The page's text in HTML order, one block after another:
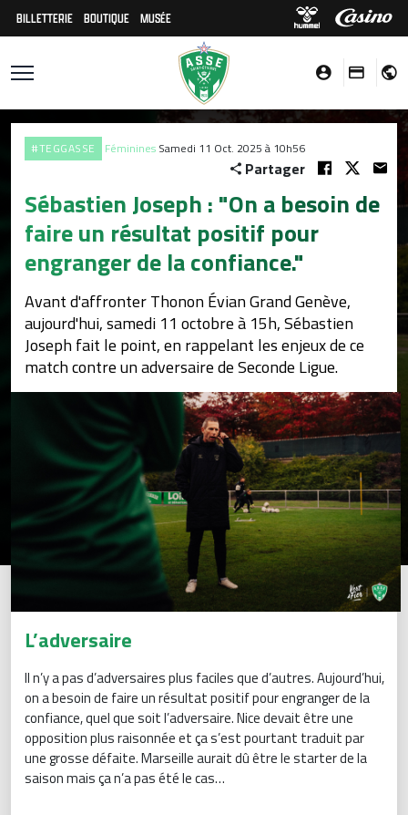
BILLETTERIE BOUTIQUE MUSÉE
#TEGGASSE Féminines Samedi 11 Oct. 2025 à 10h56
Partager
Sébastien Joseph : "On a besoin de
faire un résultat positif pour
engranger de la confiance."
Avant d'affronter Thonon Évian Grand Genève,
aujourd'hui, samedi 11 octobre à 15h, Sébastien
Joseph fait le point, en rappelant les enjeux de ce
match contre un adversaire de Seconde Ligue.
L’adversaire
Il n’y a pas d’adversaires plus faciles que d’autres. Aujourd’hui,
on a besoin de faire un résultat positif pour engranger de la
confiance, quel que soit l’adversaire. Nice devait être une
opposition plus raisonnée et ça s’est pourtant traduit par
une grosse défaite. Marseille aurait dû être le starter de la
saison mais ça n’a pas été le cas…